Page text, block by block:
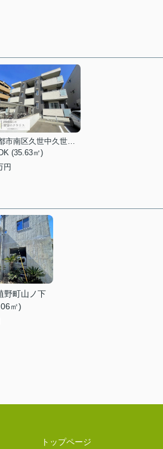
京都市南区久世中久世町１丁目
(35.63㎡)
円
野町山ノ下
㎡)
トップページ